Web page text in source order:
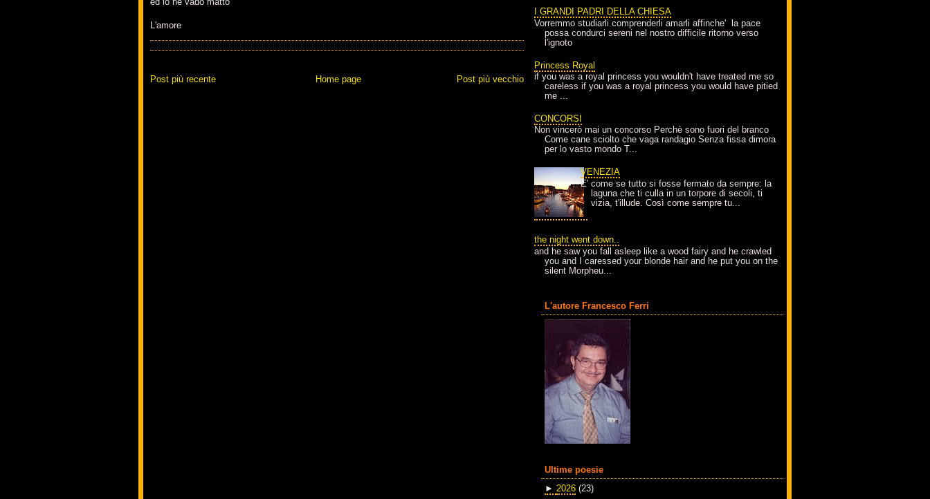
L'amore
Post più recente Post più vecchio
Home page
I GRANDI PADRI DELLA CHIESA
Vorremmo studiarli comprenderli amarli affinche' la pace
possa condurci sereni nel nostro difficile ritorno verso
l'ignoto
Princess Royal
if you was a royal princess you wouldn't have treated me so
careless if you was a royal princess you would have pitied
me ...
CONCORSI
Non vincerò mai un concorso Perchè sono fuori del branco
Come cane sciolto che vaga randagio Senza fissa dimora
per lo vasto mondo T...
VENEZIA
E' come se tutto si fosse fermato da sempre: la
laguna che ti culla in un torpore di secoli, ti
vizia, t'illude. Così come sempre tu...
the night went down..
and he saw you fall asleep like a wood fairy and he crawled
you and I caressed your blonde hair and he put you on the
silent Morpheu...
L'autore Francesco Ferri
Ultime poesie
► 2026 (23)